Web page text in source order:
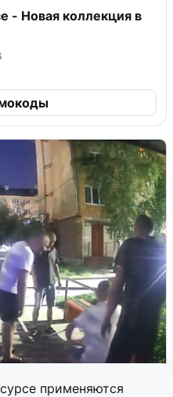
применяются
- Новая коллекция в